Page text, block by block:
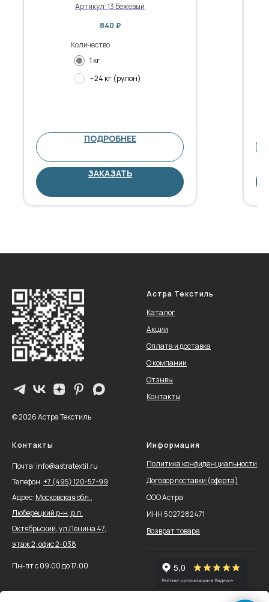
Артикул:13 Бежевый
840 ₽
Количество
1 кг
~24 кг (рулон)
ПОДРОБНЕЕ
ЗАКАЗАТЬ
© 2026 Астра Текстиль
Астра Текстиль
Каталог
Акции
Оплата и доставка
О компании
Отзывы
Контакты
Контакты
Почта: info@astratextil.ru
Телефон:+7 (495) 120-57-99
Адрес: Московская обл.,
Люберецкий р-н, р.п.
Октябрьский, ул Ленина 47,
этаж 2, офис 2-038
Пн-пт с 09:00 до 17:00
Информация
Политика конфиденциальности
Договор поставки (оферта)
ООО Астра
ИНН 5027282471
Возврат товара